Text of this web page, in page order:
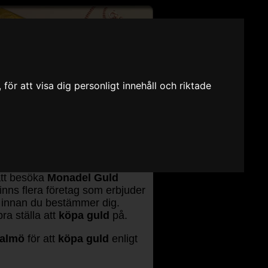
att visa dig personligt innehåll och riktade
varav
som säljer guld i Malmö eller
besöka Monadel Guld
flera företag som erbjuder
du bestämmer dig.
ställa att köpa guld på.
för att köpa guld enligt